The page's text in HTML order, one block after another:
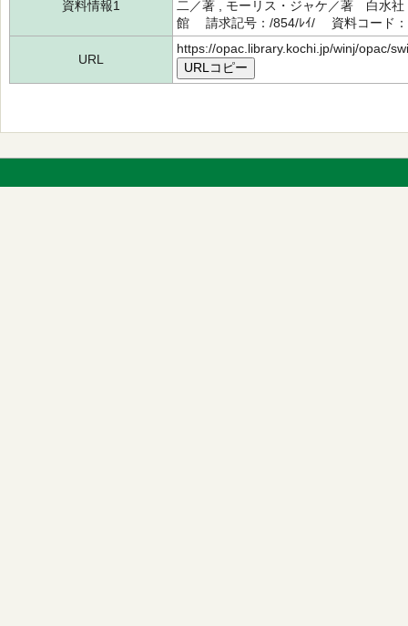
資料情報1
二／著 , モーリス・ジャケ／著 白水
館 請求記号：/854/ﾚｲ/ 資料コード：
URL
https://opac.library.kochi.jp/winj/opac/
URLコピー